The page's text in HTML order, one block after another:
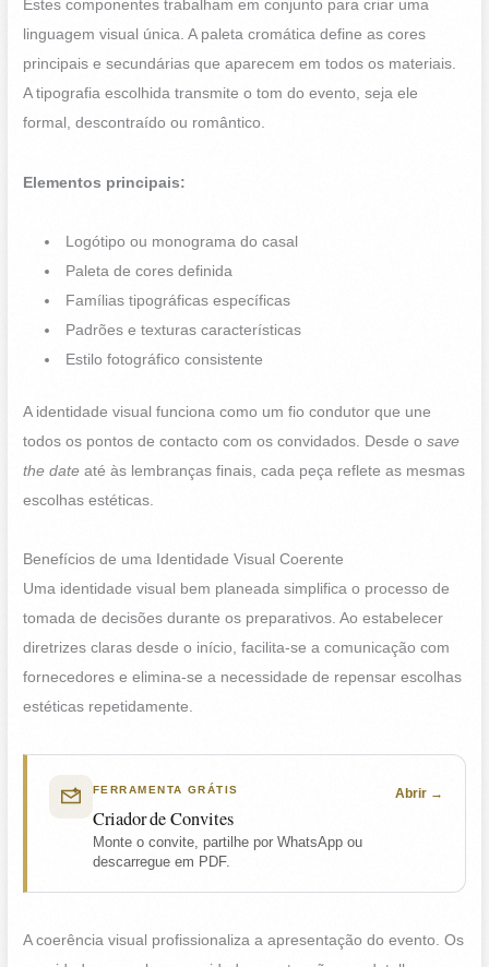
Estes componentes trabalham em conjunto para criar uma
linguagem visual única. A paleta cromática define as cores
principais e secundárias que aparecem em todos os materiais.
A tipografia escolhida transmite o tom do evento, seja ele
formal, descontraído ou romântico.
Elementos principais:
Logótipo ou monograma do casal
Paleta de cores definida
Famílias tipográficas específicas
Padrões e texturas características
Estilo fotográfico consistente
A identidade visual funciona como um fio condutor que une
todos os pontos de contacto com os convidados. Desde osave
the date até às lembranças finais, cada peça reflete as mesmas
escolhas estéticas.
Benefícios de uma Identidade Visual Coerente
Uma identidade visual bem planeada simplifica o processo de
tomada de decisões durante os preparativos. Ao estabelecer
diretrizes claras desde o início, facilita-se a comunicação com
fornecedores e elimina-se a necessidade de repensar escolhas
estéticas repetidamente.
FERRAMENTA GRÁTIS
Criador de Convites
Monte o convite, partilhe por WhatsApp ou
descarregue em PDF.
Abrir
A coerência visual profissionaliza a apresentação do evento. Os